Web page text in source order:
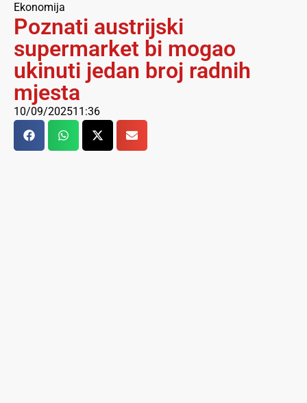
Ekonomija
Poznati austrijski
supermarket bi mogao
ukinuti jedan broj radnih
mjesta
10/09/202511:36